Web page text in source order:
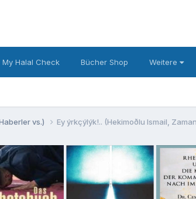
My Halal Check Bücher Shop Weitere
vs.) Ey ýrkçýlýk!.. (Hekimoðlu Ismail,